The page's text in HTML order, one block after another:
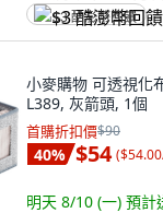
$3 酷澎幣回饋
小麥購物 可透視化
L389, 灰箭頭, 1個
首購折扣價$90
40% $54 (
明天 8/10 (一) 預計